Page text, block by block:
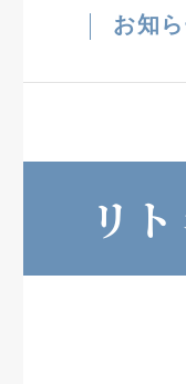
お知
リ